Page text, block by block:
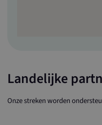
Landelijke
Onze streken worden